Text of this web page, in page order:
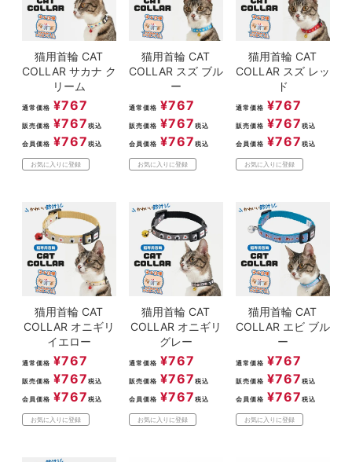
猫用首輪 CAT
COLLAR サカナ ク
リーム
通常価格 ¥767
販売価格 ¥767 税込
会員価格 ¥767 税込
お気に入りに登録
猫用首輪 CAT
COLLAR スズ ブル
ー
通常価格 ¥767
販売価格 ¥767 税込
会員価格 ¥767 税込
お気に入りに登録
猫用首輪 CAT
COLLAR スズ レッ
ド
通常価格 ¥767
販売価格 ¥767 税込
会員価格 ¥767 税込
お気に入りに登録
猫用首輪 CAT
COLLAR オニギリ
イエロー
通常価格 ¥767
販売価格 ¥767 税込
会員価格 ¥767 税込
お気に入りに登録
猫用首輪 CAT
COLLAR オニギリ
グレー
通常価格 ¥767
販売価格 ¥767 税込
会員価格 ¥767 税込
お気に入りに登録
猫用首輪 CAT
COLLAR エビ ブル
ー
通常価格 ¥767
販売価格 ¥767 税込
会員価格 ¥767 税込
お気に入りに登録